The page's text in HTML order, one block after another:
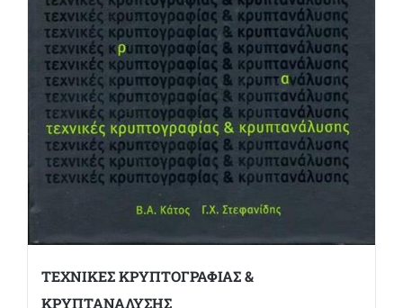
ΤΕΧΝΙΚΕΣ ΚΡΥΠΤΟΓΡΑΦΙΑΣ &
ΚΡΥΠΤΑΝΑΛΥΣΗΣ